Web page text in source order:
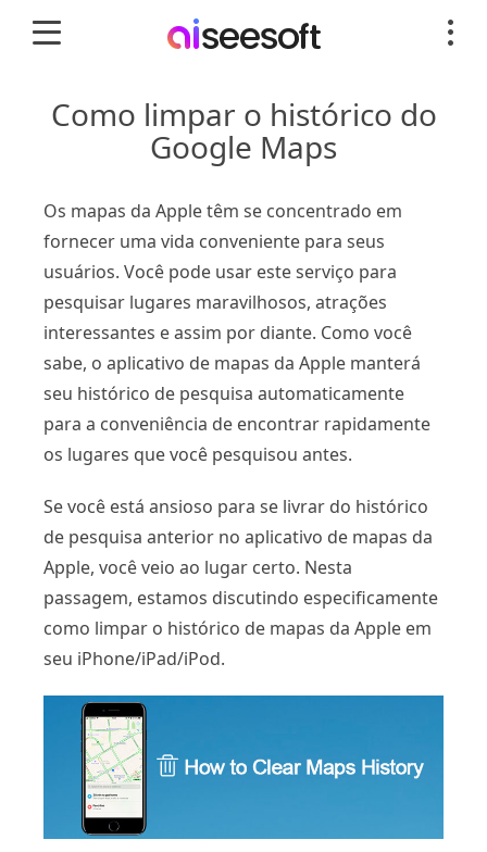
Como limpar o histórico do
Google Maps
Os mapas da Apple têm se concentrado em
fornecer uma vida conveniente para seus
usuários. Você pode usar este serviço para
pesquisar lugares maravilhosos, atrações
interessantes e assim por diante. Como você
sabe, o aplicativo de mapas da Apple manterá
seu histórico de pesquisa automaticamente
para a conveniência de encontrar rapidamente
os lugares que você pesquisou antes.
Se você está ansioso para se livrar do histórico
de pesquisa anterior no aplicativo de mapas da
Apple, você veio ao lugar certo. Nesta
passagem, estamos discutindo especificamente
como limpar o histórico de mapas da Apple em
seu iPhone/iPad/iPod.